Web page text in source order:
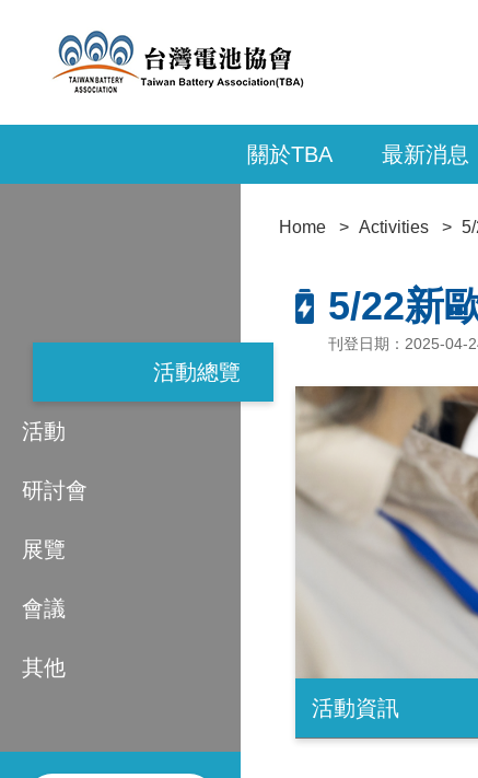
關於TBA 最新消息
活動總覽
活動
研討會
展覽
會議
其他
Home Activities
5/22新
刊登日期：2025-04-
活動資訊